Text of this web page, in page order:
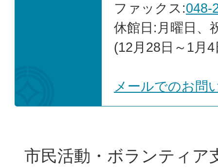
ファックス:048-
休館日:月曜日、
(12月28日～1月4
メールでのお問
市民活動・ボランティア